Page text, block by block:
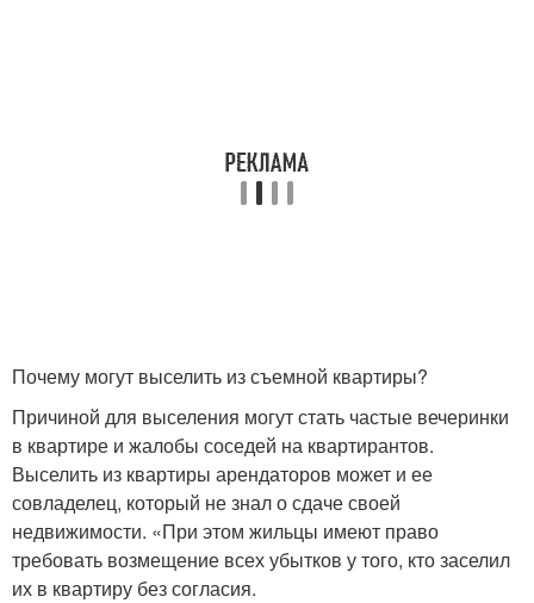
Почему могут выселить из съемной квартиры?
Причиной для выселения могут стать частые вечеринки
в квартире и жалобы соседей на квартирантов.
Выселить из квартиры арендаторов может и ее
совладелец, который не знал о сдаче своей
недвижимости. «При этом жильцы имеют право
требовать возмещение всех убытков у того, кто заселил
их в квартиру без согласия.